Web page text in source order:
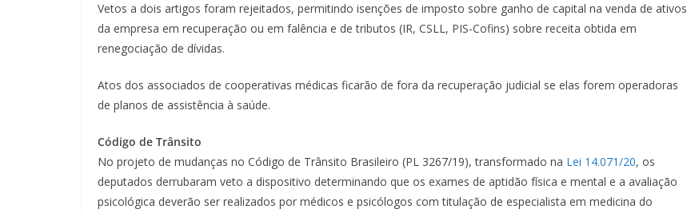
Vetos a dois artigos foram rejeitados, permitindo isenções de imposto sobre ganho de capital na venda de ativos
da empresa em recuperação ou em falência e de tributos (IR, CSLL, PIS-Cofins) sobre receita obtida em
renegociação de dívidas.
Atos dos associados de cooperativas médicas ficarão de fora da recuperação judicial se elas forem operadoras
de planos de assistência à saúde.
Código de Trânsito
No projeto de mudanças no Código de Trânsito Brasileiro (PL 3267/19), transformado na Lei 14.071/20, os
deputados derrubaram veto a dispositivo determinando que os exames de aptidão física e mental e a avaliação
psicológica deverão ser realizados por médicos e psicólogos com titulação de especialista em medicina do